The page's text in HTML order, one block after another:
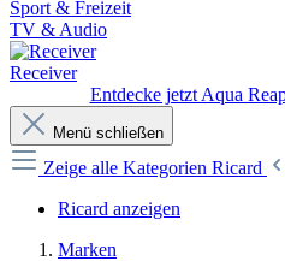
Sport & Freizeit
TV & Audio
Receiver
Entdecke jetzt Aqua
Menü schließen
Zeige alle Kategorien Ricard
Ricard anzeigen
Marken